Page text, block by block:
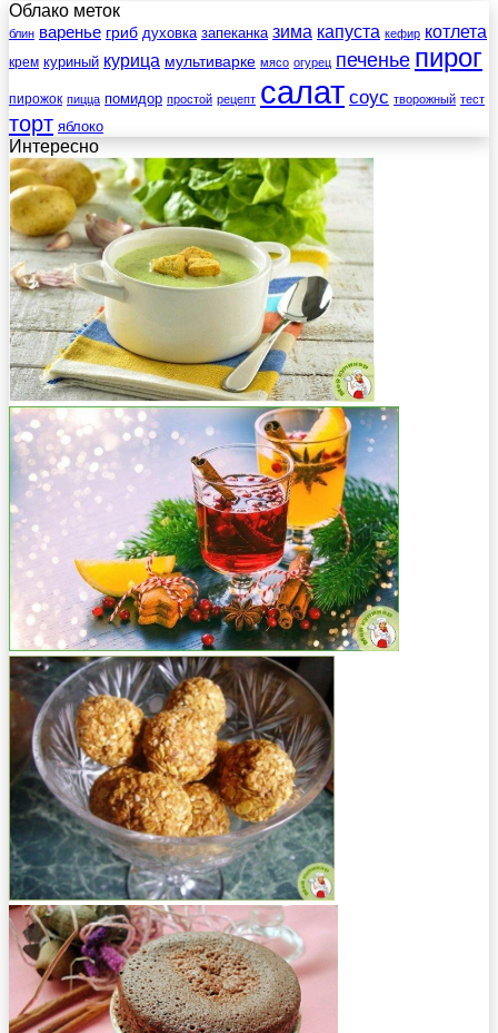
Облако меток
блин варенье гриб духовка запеканка зима капуста кефир котлета
крем куриный курица мультиварке мясо огурец печенье пирог
пирожок пицца помидор простой рецепт салат соус творожный тест
торт яблоко
Интересно